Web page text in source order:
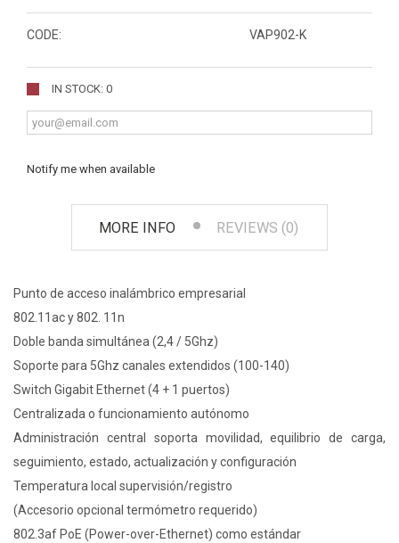
CODE: VAP902-K
IN STOCK: 0
Notify me when available
MORE INFO REVIEWS (0)
Punto de acceso inalámbrico empresarial
802.11ac y 802. 11n
Doble banda simultánea (2,4 / 5Ghz)
Soporte para 5Ghz canales extendidos (100-140)
Switch Gigabit Ethernet (4 + 1 puertos)
Centralizada o funcionamiento autónomo
Administración central soporta movilidad, equilibrio de carga,
seguimiento, estado, actualización y configuración
Temperatura local supervisión/registro
(Accesorio opcional termómetro requerido)
802.3af PoE (Power-over-Ethernet) como estándar